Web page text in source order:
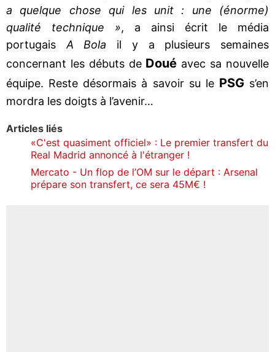
a quelque chose qui les unit : une (énorme)
qualité technique », a ainsi écrit le média
portugais A Bola il y a plusieurs semaines
concernant les débuts de Doué avec sa nouvelle
équipe. Reste désormais à savoir su le PSG s’en
mordra les doigts à l’avenir…
Articles liés
«C'est quasiment officiel» : Le premier transfert du
Real Madrid annoncé à l'étranger !
Mercato - Un flop de l’OM sur le départ : Arsenal
prépare son transfert, ce sera 45M€ !